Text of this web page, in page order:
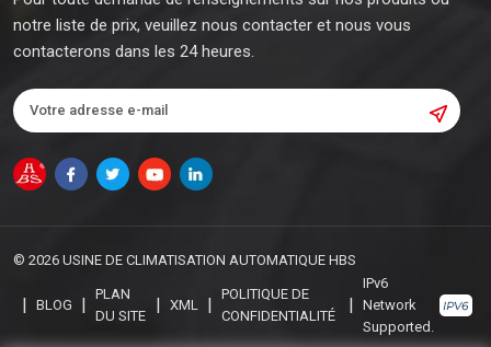
notre liste de prix, veuillez nous contacter et nous vous
contacterons dans les 24 heures.
© 2026 USINE DE CLIMATISATION AUTOMATIQUE HBS
| BLOG |
PLAN
DU SITE
| XML |
POLITIQUE DE
CONFIDENTIALITÉ
|
IPv6
Network
Supported.